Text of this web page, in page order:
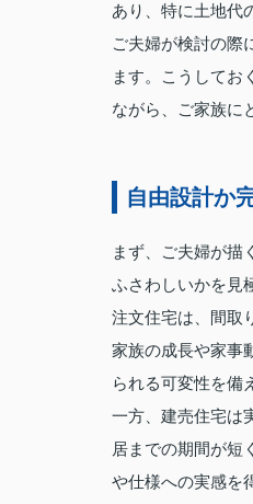
あり、特に土地代
ご夫婦が検討の際
ます。こうしてお
ながら、ご家族に
自由設計か
まず、ご夫婦が描
ふさわしいかを見
注文住宅は、間取
家族の成長や家事
られる可変性を備
一方、建売住宅は
居までの期間が短
や仕様への実感を